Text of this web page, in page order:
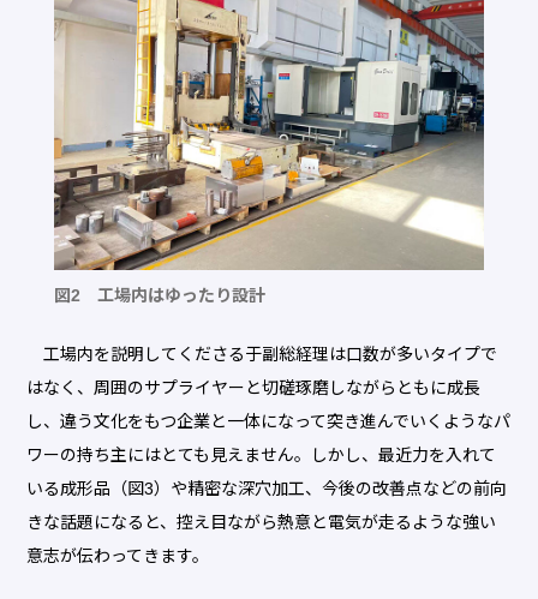
図2 工場内はゆったり設計
工場内を説明してくださる于副総経理は口数が多いタイプで
はなく、周囲のサプライヤーと切磋琢磨しながらともに成長
し、違う文化をもつ企業と一体になって突き進んでいくようなパ
ワーの持ち主にはとても見えません。しかし、最近力を入れて
いる成形品（図3）や精密な深穴加工、今後の改善点などの前向
きな話題になると、控え目ながら熱意と電気が走るような強い
意志が伝わってきます。